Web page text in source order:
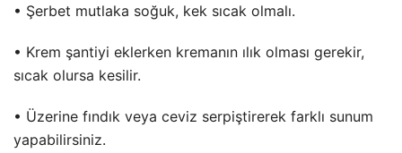
• Şerbet mutlaka soğuk, kek sıcak olmalı.
• Krem şantiyi eklerken kremanın ılık olması gerekir,
sıcak olursa kesilir.
• Üzerine fındık veya ceviz serpiştirerek farklı sunum
yapabilirsiniz.